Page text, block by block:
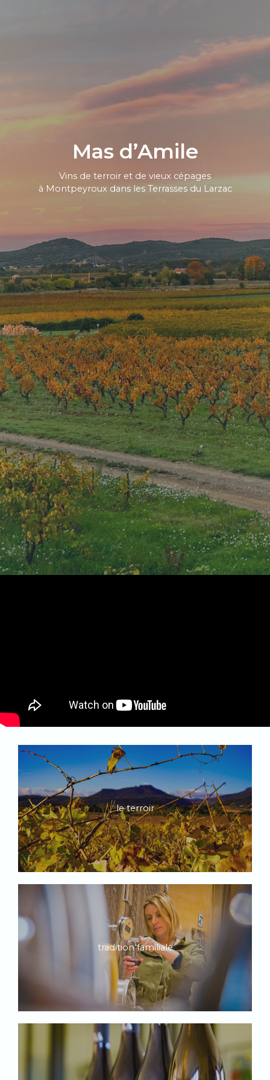
Mas d’Amile
Vins de terroir et de vieux cépages
à Montpeyroux dans les Terrasses du Larzac
le terroir
tradition familiale